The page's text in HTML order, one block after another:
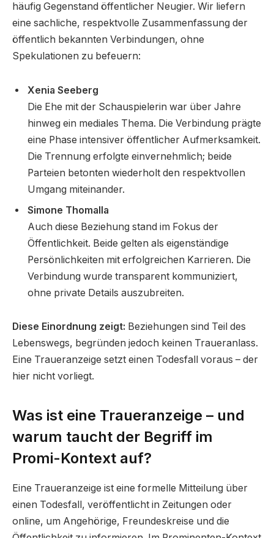
häufig Gegenstand öffentlicher Neugier. Wir liefern
eine sachliche, respektvolle Zusammenfassung der
öffentlich bekannten Verbindungen, ohne
Spekulationen zu befeuern:
Xenia Seeberg
Die Ehe mit der Schauspielerin war über Jahre
hinweg ein mediales Thema. Die Verbindung prägte
eine Phase intensiver öffentlicher Aufmerksamkeit.
Die Trennung erfolgte einvernehmlich; beide
Parteien betonten wiederholt den respektvollen
Umgang miteinander.
Simone Thomalla
Auch diese Beziehung stand im Fokus der
Öffentlichkeit. Beide gelten als eigenständige
Persönlichkeiten mit erfolgreichen Karrieren. Die
Verbindung wurde transparent kommuniziert,
ohne private Details auszubreiten.
Diese Einordnung zeigt: Beziehungen sind Teil des
Lebenswegs, begründen jedoch keinen Traueranlass.
Eine Traueranzeige setzt einen Todesfall voraus – der
hier nicht vorliegt.
Was ist eine Traueranzeige – und
warum taucht der Begriff im
Promi-Kontext auf?
Eine Traueranzeige ist eine formelle Mitteilung über
einen Todesfall, veröffentlicht in Zeitungen oder
online, um Angehörige, Freundeskreise und die